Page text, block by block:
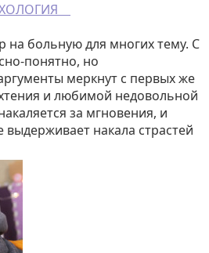
⠀
на больную для многих тему. С
понятно, но
меркнут с первых же
и любимой недовольной
за мгновения, и
выдерживает накала страстей